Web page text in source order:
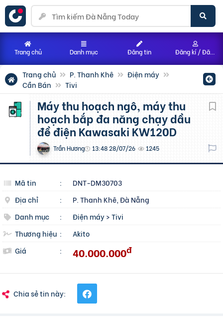
Trang chủ P. Thanh Khê
Điện máy
Cần Bán
Tivi
Máy thu hoạch ngô, máy thu
hoạch bắp đa năng chạy dầu
đề điện Kawasaki KW120D
Trần Hương 13:48 28/07/26 1245
Mã tin :
DNT-DM30703
Địa chỉ
:
P. Thanh Khê, Đà Nẵng
Danh mục
: Điện máy>Tivi
Thương hiệu :
Akito
Giá
: 40.000.000đ
Chia sẻ tin này:
Trang chủ Danh mục Đăng tin